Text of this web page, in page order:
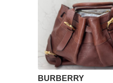
BURBERRY